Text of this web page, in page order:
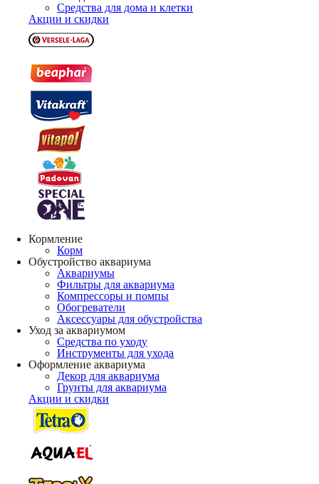
Средства для дома и клетки
Акции и скидки
Кормление
Корм
Обустройство аквариума
Аквариумы
Фильтры для аквариума
Компрессоры и помпы
Обогреватели
Аксессуары для обустройства
Уход за аквариумом
Средства по уходу
Инструменты для ухода
Оформление аквариума
Декор для аквариума
Грунты для аквариума
Акции и скидки